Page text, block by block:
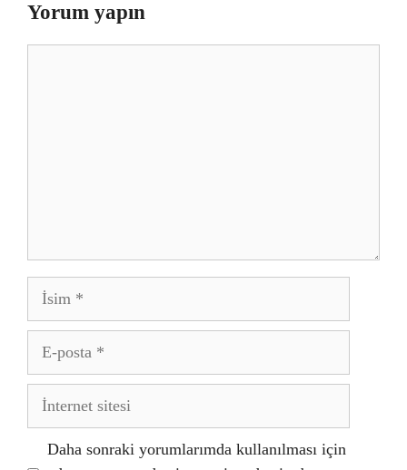
Yorum yapın
İsim
posta
İnternet
Daha sonraki yorumlarımda kullanılması için